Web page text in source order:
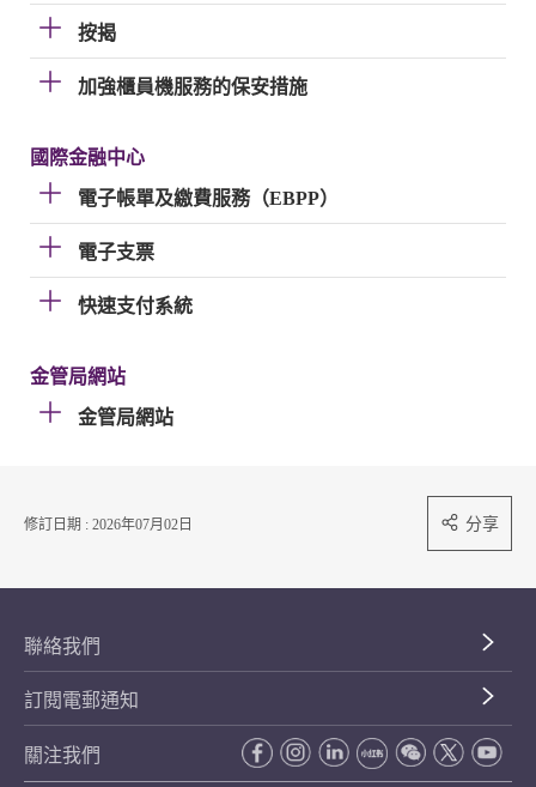
按揭
加強櫃員機服務的保安措施
國際金融中心
電子帳單及繳費服務（EBPP）
電子支票
快速支付系統
金管局網站
金管局網站
修訂日期 : 2026年07月02日 分享
聯絡我們
訂閱電郵通知
關注我們